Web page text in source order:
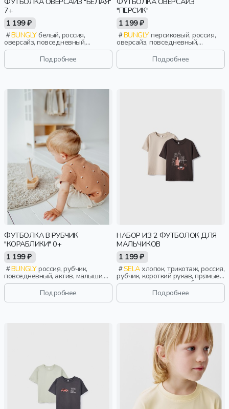
7+
1 199 ₽
BUNGLYбелый, россия,
оверсайз, повседневный,
девочки, школьники, подростки,
Подробнее
"ПЕРСИК"
1 199 ₽
BUNGLYперсиковый, россия,
оверсайз, повседневный,
девочки, малыши, дошкольники,
Подробнее
ФУТБОЛКА В РУБЧИК
"КОРАБЛИКИ" 0+
1 199 ₽
BUNGLYроссия, рубчик,
повседневный, актив, малыши,
дети
Подробнее
НАБОР ИЗ 2 ФУТБОЛОК ДЛЯ
МАЛЬЧИКОВ
1 199 ₽
SELAхлопок, трикотаж, россия,
рубчик, короткий рукав, прямые,
короткие, однотон, свободные,
принт, вырез, круглый вырез,
повседневный, мальчики, дети
Подробнее